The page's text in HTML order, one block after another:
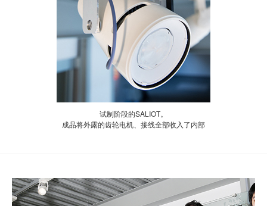
试制阶段的SALIOT。
成品将外露的齿轮电机、接线全部收入了内部